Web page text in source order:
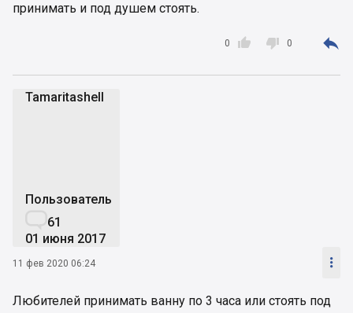
принимать и под душем стоять.

0  0 
Tamaritashell
Пользователь
61
01 июня 2017
11 фев 2020 06:24 
Любителей принимать ванну по 3 часа или стоять под